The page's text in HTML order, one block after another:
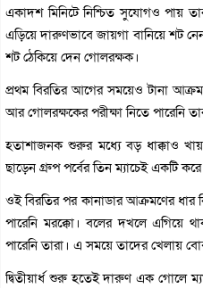
একাদশ মিনিটে নিশ্চিত সুযোগও পায়
এড়িয়ে দারুণভাবে জায়গা বানিয়ে শট
শট ঠেকিয়ে দেন গোলরক্ষক।
প্রথম বিরতির আগের সময়েও টানা
আর গোলরক্ষকের পরীক্ষা নিতে পারেনি
হতাশাজনক শুরুর মধ্যে বড় ধাক্কাও
ছাড়েন গ্রুপ পর্বের তিন ম্যাচেই একটি
ওই বিরতির পর কানাডার আক্রমণের
পারেনি মরক্কো। বলের দখলে এগিয়ে
পারেনি তারা। এ সময়ে তাদের খেলায়
দ্বিতীয়ার্ধ শুরু হতেই দারুণ এক গোলে